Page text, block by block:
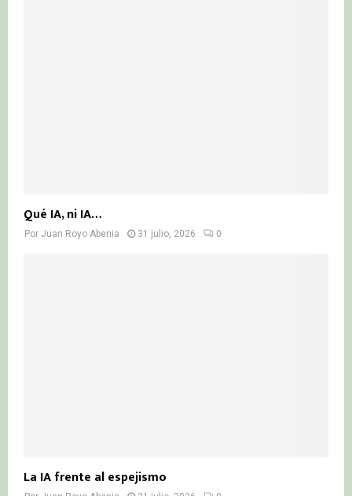
Qué IA, ni IA…
Por Juan Royo Abenia 31 julio, 2026 0
La IA frente al espejismo